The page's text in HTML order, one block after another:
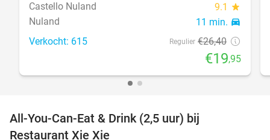
Castello Nuland
9.1 star
Nuland 11 min. directions_car
Verkocht: 615 Regulier €26,40
€19,95
All-You-Can-Eat & Drink (2,5 uur) bij
Restaurant Xie Xie